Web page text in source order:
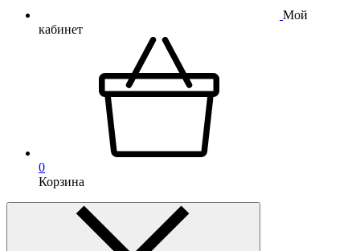
Мой
кабинет
0
Корзина